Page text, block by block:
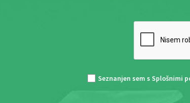
Seznanjen sem s Splošnimi